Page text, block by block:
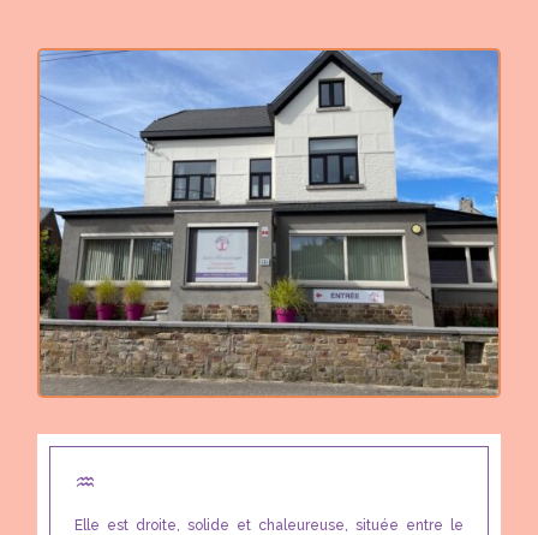
♒︎
Elle est droite, solide et chaleureuse, située entre le